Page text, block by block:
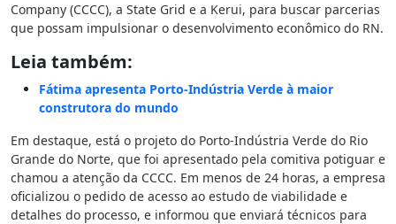
Company (CCCC), a State Grid e a Kerui, para buscar parcerias
que possam impulsionar o desenvolvimento econômico do RN.
Leia também:
Fátima apresenta Porto-Indústria Verde à maior
construtora do mundo
Em destaque, está o projeto do Porto-Indústria Verde do Rio
Grande do Norte, que foi apresentado pela comitiva potiguar e
chamou a atenção da CCCC. Em menos de 24 horas, a empresa
oficializou o pedido de acesso ao estudo de viabilidade e
detalhes do processo, e informou que enviará técnicos para